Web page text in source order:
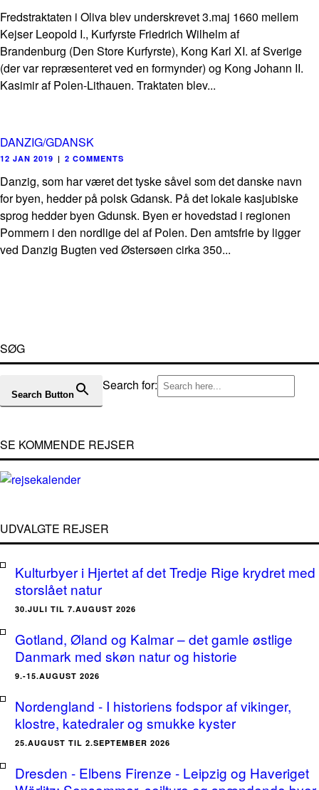
Fredstraktaten i Oliva blev underskrevet 3.maj 1660 mellem
Kejser Leopold I., Kurfyrste Friedrich Wilhelm af
Brandenburg (Den Store Kurfyrste), Kong Karl XI. af Sverige
(der var repræsenteret ved en formynder) og Kong Johann II.
Kasimir af Polen-Lithauen. Traktaten blev...
DANZIG/GDANSK
12 JAN 2019 | 2 COMMENTS
Danzig, som har været det tyske såvel som det danske navn
for byen, hedder på polsk Gdansk. På det lokale kasjubiske
sprog hedder byen Gdunsk. Byen er hovedstad i regionen
Pommern i den nordlige del af Polen. Den amtsfrie by ligger
ved Danzig Bugten ved Østersøen cirka 350...
SØG
Search for:
Search Button
SE KOMMENDE REJSER
UDVALGTE REJSER
Kulturbyer i Hjertet af det Tredje Rige krydret med
storslået natur
30.JULI TIL 7.AUGUST 2026
Gotland, Øland og Kalmar – det gamle østlige
Danmark med skøn natur og historie
9.-15.AUGUST 2026
Nordengland - I historiens fodspor af vikinger,
klostre, katedraler og smukke kyster
25.AUGUST TIL 2.SEPTEMBER 2026
Dresden - Elbens Firenze - Leipzig og Haveriget